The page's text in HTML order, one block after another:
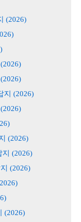
(2026)
지 (2026)
(2026)
지 (2026)
(2026)
(2026)